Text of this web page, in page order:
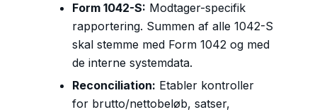
Form 1042-S: Modtager-specifik
rapportering. Summen af alle 1042-S
skal stemme med Form 1042 og med
de interne systemdata.
Reconciliation: Etabler kontroller
for brutto/nettobeløb, satser,